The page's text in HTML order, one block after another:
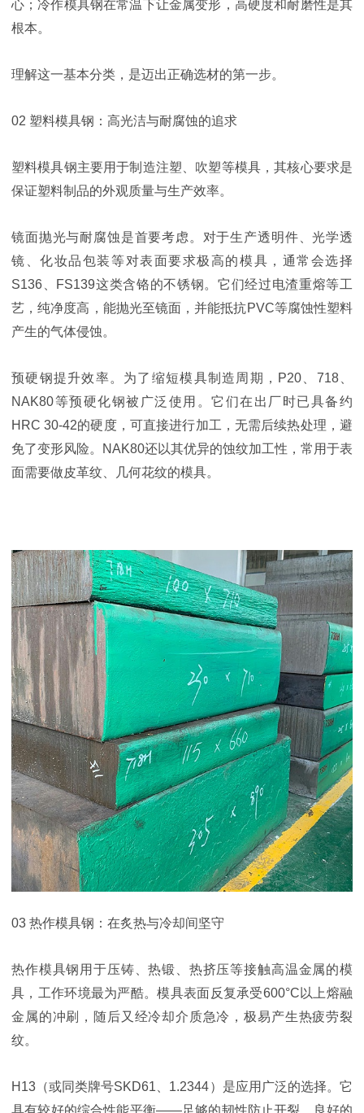
心；冷作模具钢在常温下让金属变形，高硬度和耐磨性是其
根本。
理解这一基本分类，是迈出正确选材的第一步。
02 塑料模具钢：高光洁与耐腐蚀的追求
塑料模具钢主要用于制造注塑、吹塑等模具，其核心要求是
保证塑料制品的外观质量与生产效率。
镜面抛光与耐腐蚀是首要考虑。对于生产透明件、光学透
镜、化妆品包装等对表面要求极高的模具，通常会选择
S136、FS139这类含铬的不锈钢。它们经过电渣重熔等工
艺，纯净度高，能抛光至镜面，并能抵抗PVC等腐蚀性塑料
产生的气体侵蚀。
预硬钢提升效率。为了缩短模具制造周期，P20、718、
NAK80等预硬化钢被广泛使用。它们在出厂时已具备约
HRC 30-42的硬度，可直接进行加工，无需后续热处理，避
免了变形风险。NAK80还以其优异的蚀纹加工性，常用于表
面需要做皮革纹、几何花纹的模具。
03 热作模具钢：在炙热与冷却间坚守
热作模具钢用于压铸、热锻、热挤压等接触高温金属的模
具，工作环境最为严酷。模具表面反复承受600°C以上熔融
金属的冲刷，随后又经冷却介质急冷，极易产生热疲劳裂
纹。
H13（或同类牌号SKD61、1.2344）是应用广泛的选择。它
具有较好的综合性能平衡——足够的韧性防止开裂，良好的